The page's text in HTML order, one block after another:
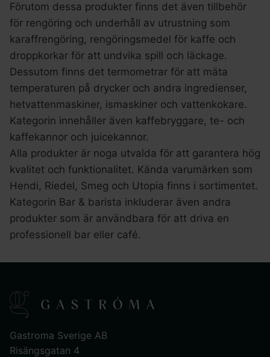
Förutom dessa produkter finns det även tillbehör
för rengöring och underhåll av utrustning som
karaffrengöring, rengöringsmedel för kaffe och
droppkorkar för att undvika spill och läckage.
Dessutom finns det termometrar för att mäta
temperaturen på drycker och andra ingredienser,
hetvattenmaskiner, ismaskiner och vattenkokare.
Kategorin innehåller även kaffebryggare, te- och
kaffekannor och juicekannor.
Alla produkter är noga utvalda för att garantera hög
kvalitet och funktionalitet. Kända varumärken som
Hendi, Riedel, Smeg och Utopia finns i sortimentet.
Kategorin Bar & barista inkluderar även andra
produkter som är användbara för att driva en
professionell bar eller café.
Gastroma Sverige AB
Risängsgatan 4